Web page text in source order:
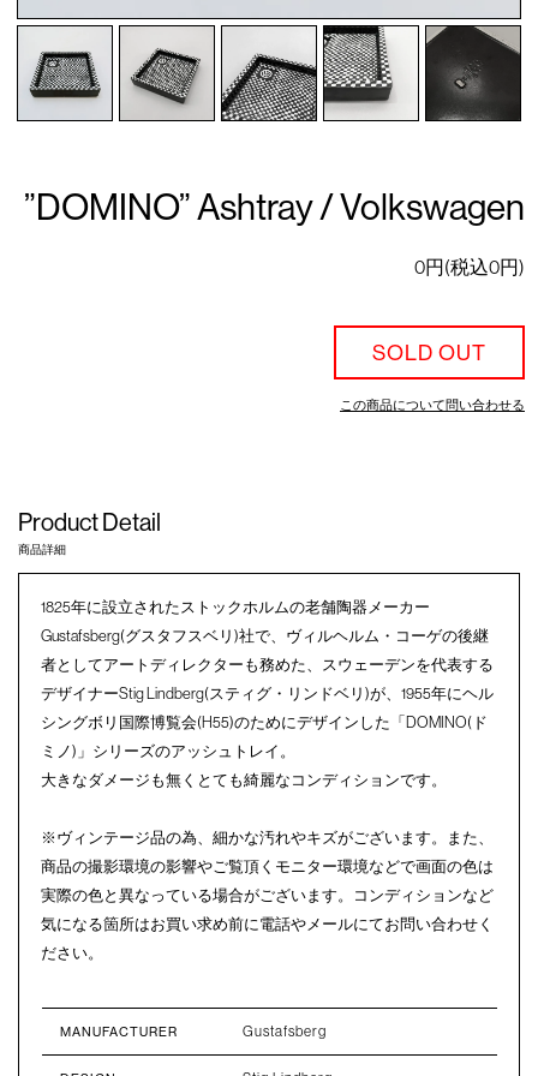
”DOMINO” Ashtray / Volkswagen
0円(税込0円)
SOLD OUT
この商品について問い合わせる
Product Detail
商品詳細
1825年に設立されたストックホルムの老舗陶器メーカー
Gustafsberg(グスタフスベリ)社で、ヴィルヘルム・コーゲの後継
者としてアートディレクターも務めた、スウェーデンを代表する
デザイナーStig Lindberg(スティグ・リンドベリ)が、1955年にヘル
シングボリ国際博覧会(H55)のためにデザインした「DOMINO(ド
ミノ)」シリーズのアッシュトレイ。
大きなダメージも無くとても綺麗なコンディションです。
※ヴィンテージ品の為、細かな汚れやキズがございます。また、
商品の撮影環境の影響やご覧頂くモニター環境などで画面の色は
実際の色と異なっている場合がございます。コンディションなど
気になる箇所はお買い求め前に電話やメールにてお問い合わせく
ださい。
MANUFACTURER Gustafsberg